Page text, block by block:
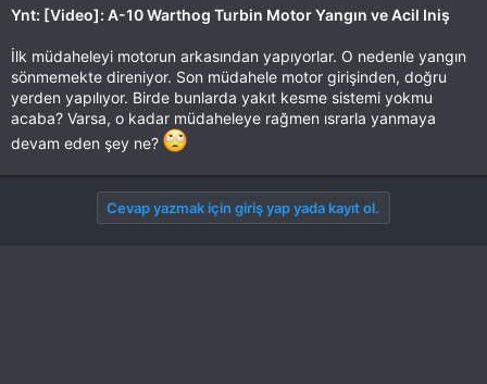
Ynt: [Video]: A-10 Warthog Turbin Motor Yangın ve Acil Iniş
İlk müdaheleyi motorun arkasından yapıyorlar. O nedenle yangın
sönmemekte direniyor. Son müdahele motor girişinden, doğru
yerden yapılıyor. Birde bunlarda yakıt kesme sistemi yokmu
acaba? Varsa, o kadar müdaheleye rağmen ısrarla yanmaya
devam eden şey ne?
Cevap yazmak için giriş yap yada kayıt ol.